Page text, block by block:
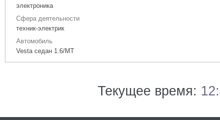
электроника
Сфера деятельности
техник-электрик
Автомобиль
Vesta седан 1.6/МТ
Текущее время: